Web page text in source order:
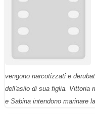
vengono narcotizzati e
dell'asilo di sua figlia. Vittoria
e Sabina intendono marinare